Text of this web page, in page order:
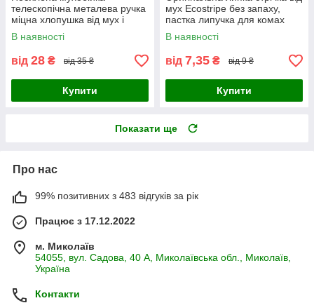
телескопічна металева ручка
міцна хлопушка від мух і
комарів для дому та дачі
ONS
В наявності
від 28 ₴ від 35 ₴
Купити
мух Ecostripe без запаху,
пастка липучка для комах
(Чехія)
В наявності
від 7,35 ₴ від 9 ₴
Купити
Показати ще
Про нас
99% позитивних з 483 відгуків за рік
Працює з 17.12.2022
м. Миколаїв
54055, вул. Садова, 40 А, Миколаївська обл., Миколаїв,
Україна
Контакти